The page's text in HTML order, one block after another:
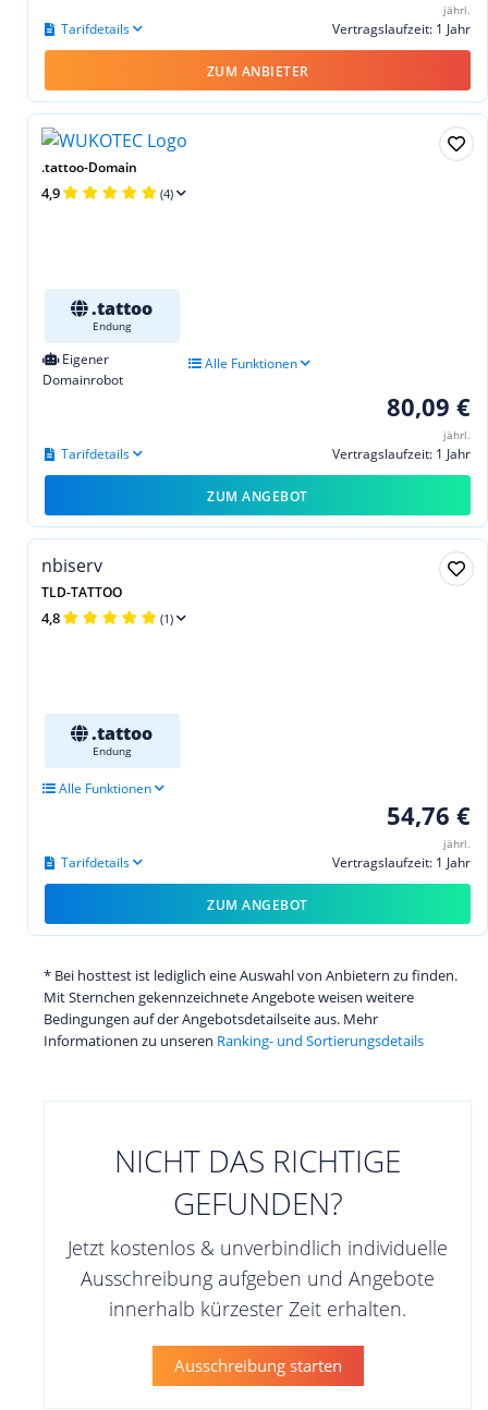
jährl.
Vertragslaufzeit: 1 Jahr
Tarifdetails
ZUM ANBIETER
.tattoo-Domain
4,9 (4)
.tattoo
Endung
Eigener
Domainrobot
Alle Funktionen
80,09 €
jährl.
Vertragslaufzeit: 1 Jahr
Tarifdetails
ZUM ANGEBOT
nbiserv
TLD-TATTOO
4,8 (1)
.tattoo
Endung
Alle Funktionen
54,76 €
jährl.
Vertragslaufzeit: 1 Jahr
Tarifdetails
ZUM ANGEBOT
* Bei hosttest ist lediglich eine Auswahl von Anbietern zu finden.
Mit Sternchen gekennzeichnete Angebote weisen weitere
Bedingungen auf der Angebotsdetailseite aus. Mehr
Informationen zu unseren Ranking- und Sortierungsdetails
NICHT DAS RICHTIGE
GEFUNDEN?
Jetzt kostenlos & unverbindlich individuelle
Ausschreibung aufgeben und Angebote
innerhalb kürzester Zeit erhalten.
Ausschreibung starten